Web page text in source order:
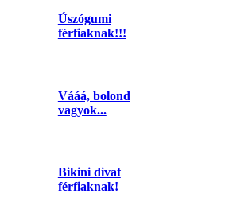
Úszógumi
férfiaknak!!!
Vááá, bolond
vagyok...
Bikini divat
férfiaknak!